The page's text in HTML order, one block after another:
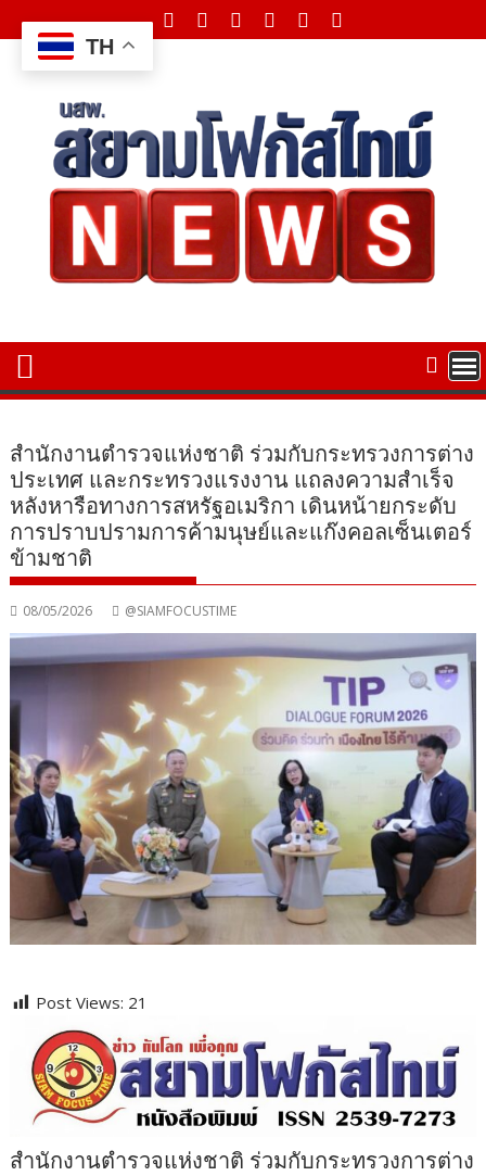
to
content
สำนักงานตำรวจแห่งชาติ ร่วมกับกระทรวงการต่าง
ประเทศ และกระทรวงแรงงาน แถลงความสำเร็จ
หลังหารือทางการสหรัฐอเมริกา เดินหน้ายกระดับ
การปราบปรามการค้ามนุษย์และแก๊งคอลเซ็นเตอร์
ข้ามชาติ
08/05/2026 @SIAMFOCUSTIME
Post Views: 21
สำนักงานตำรวจแห่งชาติ ร่วมกับกระทรวงการต่าง
TH